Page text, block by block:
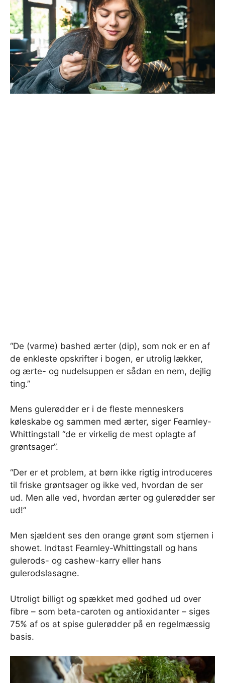
“De (varme) bashed ærter (dip), som nok er en af ​​
de enkleste opskrifter i bogen, er utrolig lækker,
og ærte- og nudelsuppen er sådan en nem, dejlig
ting.”
Mens gulerødder er i de fleste menneskers
køleskabe og sammen med ærter, siger Fearnley-
Whittingstall “de er virkelig de mest oplagte af
grøntsager”.
“Der er et problem, at børn ikke rigtig introduceres
til friske grøntsager og ikke ved, hvordan de ser
ud. Men alle ved, hvordan ærter og gulerødder ser
ud!”
Men sjældent ses den orange grønt som stjernen i
showet. Indtast Fearnley-Whittingstall og hans
gulerods- og cashew-karry eller hans
gulerodslasagne.
Utroligt billigt og spækket med godhed ud over
fibre – som beta-caroten og antioxidanter – siges
75% af os at spise gulerødder på en regelmæssig
basis.